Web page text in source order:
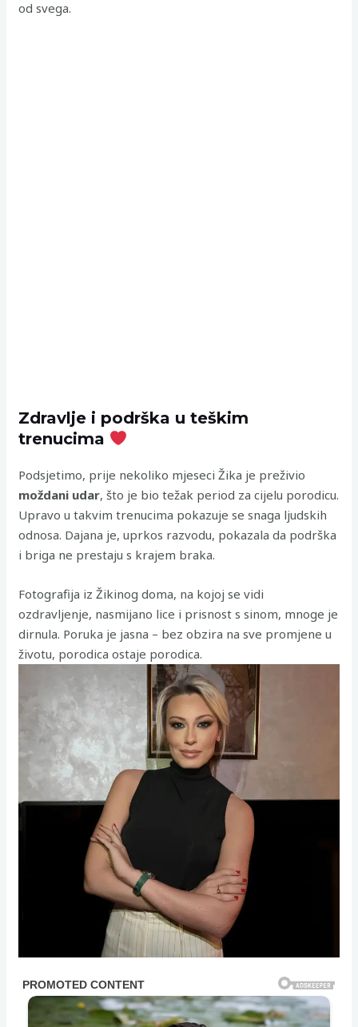
od svega.
Zdravlje i podrška u teškim
trenucima
Podsjetimo, prije nekoliko mjeseci Žika je preživio
moždani udar, što je bio težak period za cijelu porodicu.
Upravo u takvim trenucima pokazuje se snaga ljudskih
odnosa. Dajana je, uprkos razvodu, pokazala da podrška
i briga ne prestaju s krajem braka.
Fotografija iz Žikinog doma, na kojoj se vidi
ozdravljenje, nasmijano lice i prisnost s sinom, mnoge je
dirnula. Poruka je jasna – bez obzira na sve promjene u
životu, porodica ostaje porodica.